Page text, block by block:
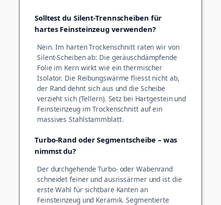
Solltest du Silent-Trennscheiben für
hartes Feinsteinzeug verwenden?
Nein. Im harten Trockenschnitt raten wir von
Silent-Scheiben ab: Die geräuschdämpfende
Folie im Kern wirkt wie ein thermischer
Isolator. Die Reibungswärme fliesst nicht ab,
der Rand dehnt sich aus und die Scheibe
verzieht sich (Tellern). Setz bei Hartgestein und
Feinsteinzeug im Trockenschnitt auf ein
massives Stahlstammblatt.
Turbo-Rand oder Segmentscheibe – was
nimmst du?
Der durchgehende Turbo- oder Wabenrand
schneidet feiner und ausrissärmer und ist die
erste Wahl für sichtbare Kanten an
Feinsteinzeug und Keramik. Segmentierte